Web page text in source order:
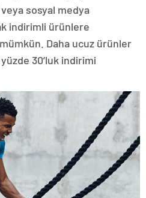
sosyal medya
indirimli ürünlere
Daha ucuz ürünler
30’luk indirimi